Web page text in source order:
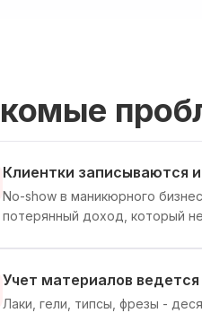
Клиентки записываются
No-show в маникюрного
потерянный доход, который
Учет материалов ведется
Лаки, гели, типсы, фрезы -